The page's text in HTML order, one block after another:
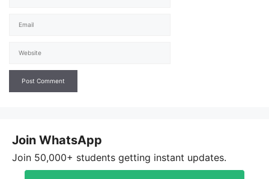
Join WhatsApp
Join 50,000+ students getting instant updates.